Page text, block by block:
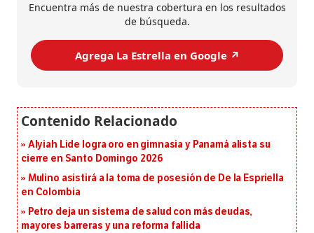
Encuentra más de nuestra cobertura en los resultados
de búsqueda.
Agrega La Estrella en Google ↗️
Alyiah Lide logra oro en gimnasia y Panamá alista su
cierre en Santo Domingo 2026
Mulino asistirá a la toma de posesión de De la Espriella
en Colombia
Petro deja un sistema de salud con más deudas,
mayores barreras y una reforma fallida